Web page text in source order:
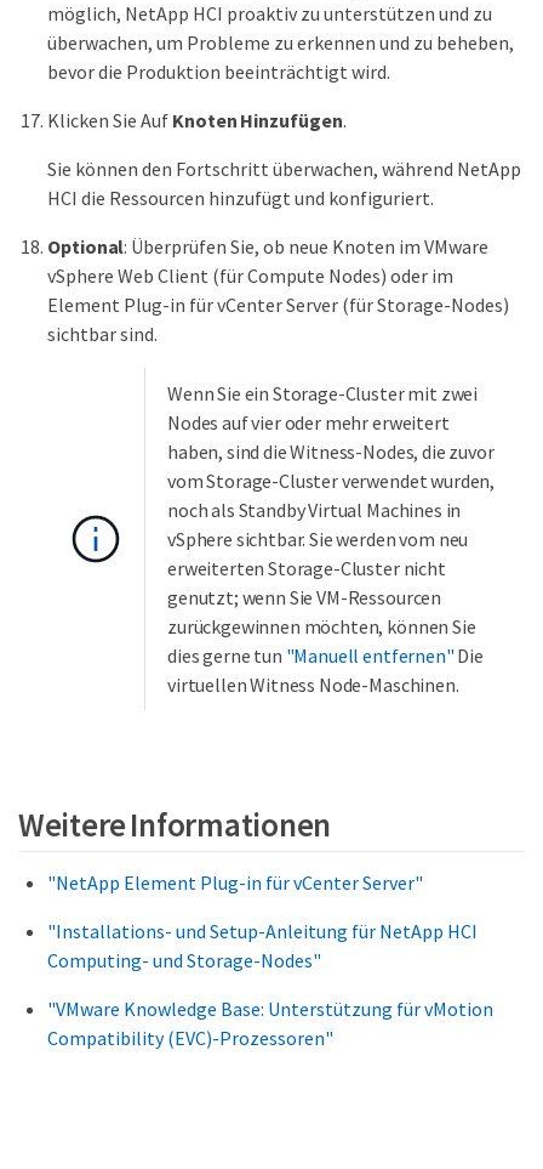
möglich, NetApp HCI proaktiv zu unterstützen und zu
überwachen, um Probleme zu erkennen und zu beheben,
bevor die Produktion beeinträchtigt wird.
Klicken Sie Auf Knoten Hinzufügen.
Sie können den Fortschritt überwachen, während NetApp
HCI die Ressourcen hinzufügt und konfiguriert.
Optional: Überprüfen Sie, ob neue Knoten im VMware
vSphere Web Client (für Compute Nodes) oder im
Element Plug-in für vCenter Server (für Storage-Nodes)
sichtbar sind.
Wenn Sie ein Storage-Cluster mit zwei
Nodes auf vier oder mehr erweitert
haben, sind die Witness-Nodes, die zuvor
vom Storage-Cluster verwendet wurden,
noch als Standby Virtual Machines in
vSphere sichtbar. Sie werden vom neu
erweiterten Storage-Cluster nicht
genutzt; wenn Sie VM-Ressourcen
zurückgewinnen möchten, können Sie
dies gerne tun "Manuell entfernen" Die
virtuellen Witness Node-Maschinen.
Weitere Informationen
"NetApp Element Plug-in für vCenter Server"
"Installations- und Setup-Anleitung für NetApp HCI
Computing- und Storage-Nodes"
"VMware Knowledge Base: Unterstützung für vMotion
Compatibility (EVC)-Prozessoren"